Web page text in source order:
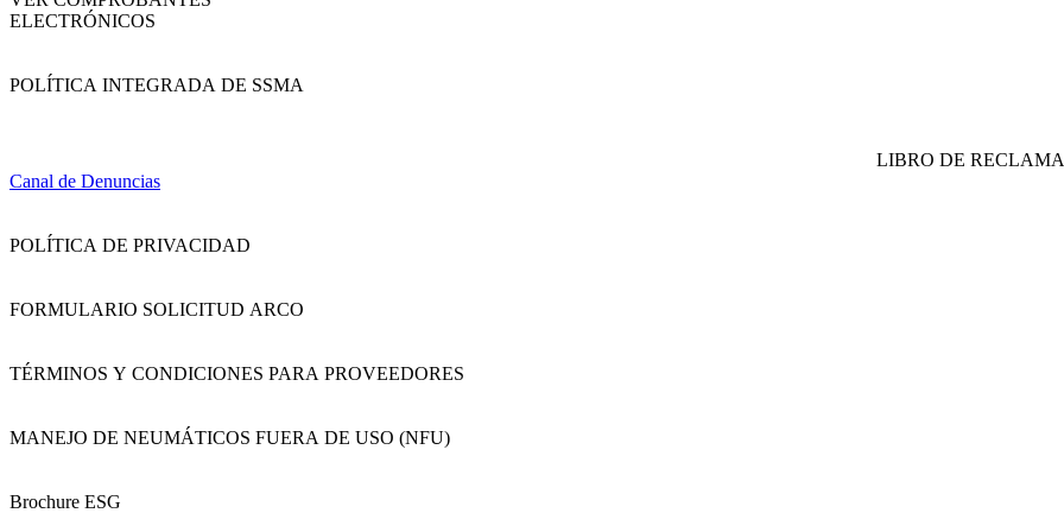
ELECTRÓNICOS
POLÍTICA INTEGRADA DE SSMA
LIBRO DE
Canal de Denuncias
POLÍTICA DE PRIVACIDAD
FORMULARIO SOLICITUD ARCO
TÉRMINOS Y CONDICIONES PARA PROVEEDORES
MANEJO DE NEUMÁTICOS FUERA DE USO (NFU)
Brochure ESG